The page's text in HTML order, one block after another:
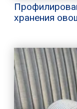
хранения